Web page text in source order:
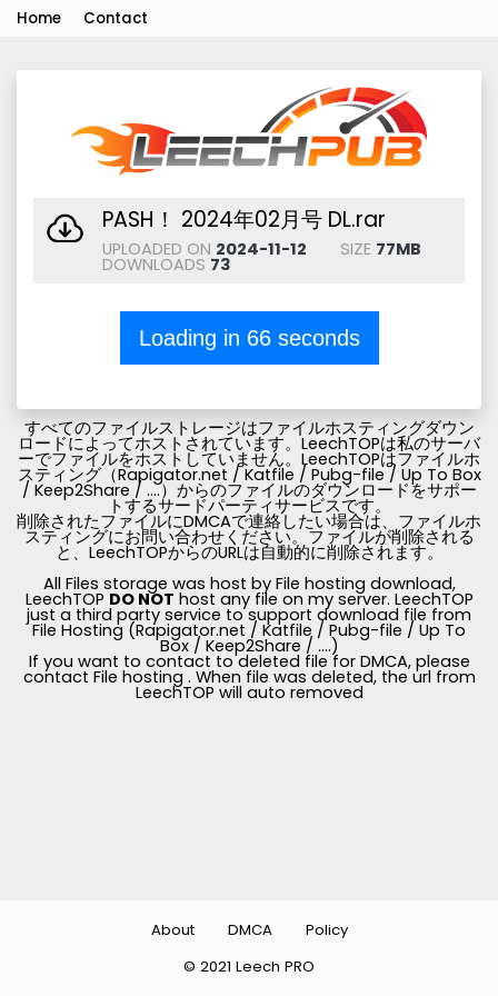
Home Contact
PASH！ 2024年02月号 DL.rar
UPLOADED ON 2024-11-12 SIZE 77MB
DOWNLOADS 73
Loading in 66seconds
すべてのファイルストレージはファイルホスティングダウン
ロードによってホストされています。LeechTOPは私のサーバ
ーでファイルをホストしていません。LeechTOPはファイルホ
スティング（Rapigator.net / Katfile / Pubg-file / Up To Box
/ Keep2Share / ....）からのファイルのダウンロードをサポー
トするサードパーティサービスです。
削除されたファイルにDMCAで連絡したい場合は、ファイルホ
スティングにお問い合わせください。ファイルが削除される
と、LeechTOPからのURLは自動的に削除されます。
All Files storage was host by File hosting download,
LeechTOP DO NOT host any file on my server. LeechTOP
just a third party service to support download file from
File Hosting (Rapigator.net / Katfile / Pubg-file / Up To
Box / Keep2Share / ....)
If you want to contact to deleted file for DMCA, please
contact File hosting . When file was deleted, the url from
LeechTOP will auto removed
© 2021 Leech PRO
About DMCA Policy